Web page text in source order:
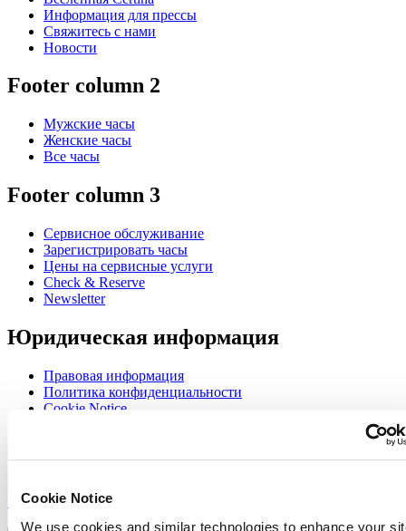
Cookie Notice
We use cookies and similar technologies to enhance your
Информация для прессы
Свяжитесь с нами
Новости
Footer column 2
Мужские часы
Женские часы
Все часы
Footer column 3
Сервисное обслуживание
Зарегистрировать часы
Цены на сервисные услуги
Check & Reserve
Newsletter
Юридическая информация
Правовая информация
Политика конфиденциальности
Cookie Notice
Sign up
Выбрать страну/регион